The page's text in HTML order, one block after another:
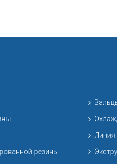
Линия
резины